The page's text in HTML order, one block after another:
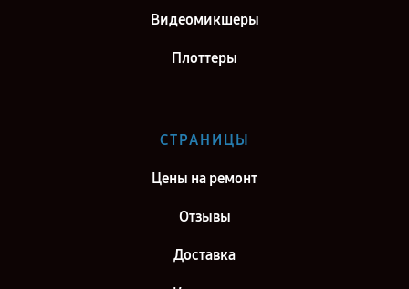
Видеомикшеры
Плоттеры
СТРАНИЦЫ
Цены на ремонт
Отзывы
Доставка